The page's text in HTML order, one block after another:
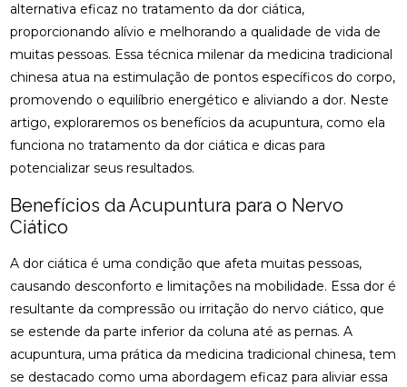
alternativa eficaz no tratamento da dor ciática,
proporcionando alívio e melhorando a qualidade de vida de
muitas pessoas. Essa técnica milenar da medicina tradicional
chinesa atua na estimulação de pontos específicos do corpo,
promovendo o equilíbrio energético e aliviando a dor. Neste
artigo, exploraremos os benefícios da acupuntura, como ela
funciona no tratamento da dor ciática e dicas para
potencializar seus resultados.
Benefícios da Acupuntura para o Nervo
Ciático
A dor ciática é uma condição que afeta muitas pessoas,
causando desconforto e limitações na mobilidade. Essa dor é
resultante da compressão ou irritação do nervo ciático, que
se estende da parte inferior da coluna até as pernas. A
acupuntura, uma prática da medicina tradicional chinesa, tem
se destacado como uma abordagem eficaz para aliviar essa
CIÁTICO
ACUPUNTURA PARA ALIVIAR NERVO CIÁTICO
ACUPUNTURA PARA COLUNA: COMO ALIVIAR
DORES E PROMOVER A SAÚDE
ACUPUNTURA PARA ENXAQUECA ALIVIA A DOR E
ACUPUNTURA PARA ENXAQUECA: ALIVIE SUAS
ACUPUNTURA PARA ENXAQUECA: ALÍVIO EFICAZ
ACUPUNTURA PARA ENXAQUECA: ALÍVIO NATURAL
ACUPUNTURA PARA NERVO CIÁTICO: ALÍVIO
EFICAZ PARA A DOR E MELHORA DA MOBILIDADE
onde fazer fisioterapia respiratória osteopatia RJ
osteopatia cervical osteopatia coluna
osteopatia hérnia de disco osteopatia nervo ciático
palmilha esporão palmilha fascite plantar
palmilha fascite plantar preço palmilha joanete
palmilha para pé chato preço
quiropraxia RJ quiropraxia cervical
quiropraxia em Niterói quiropraxia nervo ciático
quiropraxia para joelho quiropraxia para nervo ciático
quiropraxia perto quiropraxia perto de mim